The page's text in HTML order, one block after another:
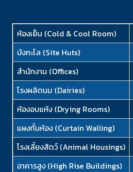
ห้องเย็น (Cold & Cool Room)
บังกะโล (Site Huts)
สำนักงาน (Offices)
โรงผลิตนม (Dairies)
ห้องอบแห้ง (Drying Rooms)
แผงกั้นห้อง (Curtain Walling)
โรงเลี้ยงสัตว์ (Animal Housings)
อาคารสูง (High Rise Buildings)